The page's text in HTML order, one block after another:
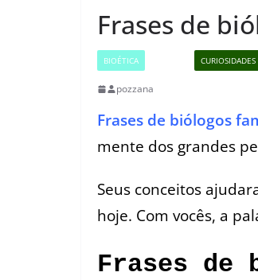
Frases de
BIOÉTICA CURIOSIDADES
pozzana
Frases de biólogos
mente dos grandes
Seus conceitos
hoje. Com vocês, a
Frases de